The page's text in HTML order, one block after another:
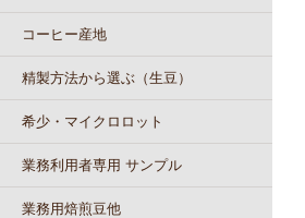
コーヒー産地
精製方法から選ぶ（生豆）
希少・マイクロロット
業務利用者専用 サンプル
業務用焙煎豆他